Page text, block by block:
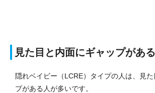
見た目と内面にギャップがある
隠れベイビー（LCRE）タイプの人は、見
プがある人が多いです。